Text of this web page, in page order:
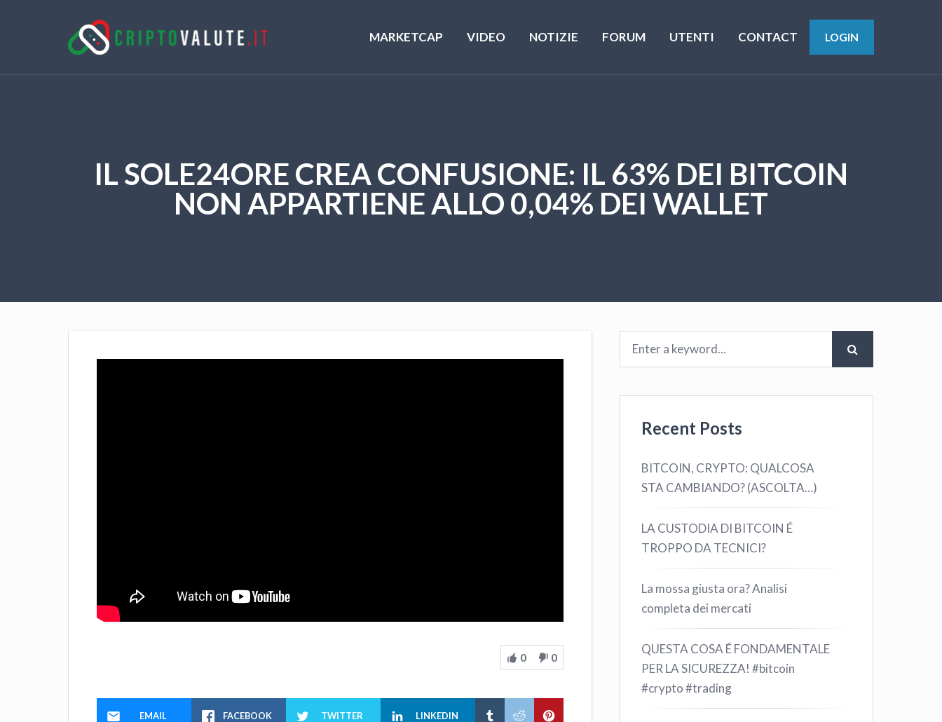
MARKETCAP VIDEO NOTIZIE FORUM UTENTI CONTACT LOGIN
IL SOLE24ORE CREA CONFUSIONE: IL 63% DEI BITCOIN
NON APPARTIENE ALLO 0,04% DEI WALLET
0 0
EMAIL FACEBOOK TWITTER LINKEDIN
Recent Posts
BITCOIN, CRYPTO: QUALCOSA
STA CAMBIANDO? (ASCOLTA…)
LA CUSTODIA DI BITCOIN É
TROPPO DA TECNICI?
La mossa giusta ora? Analisi
completa dei mercati
QUESTA COSA É FONDAMENTALE
PER LA SICUREZZA! #bitcoin
#crypto #trading